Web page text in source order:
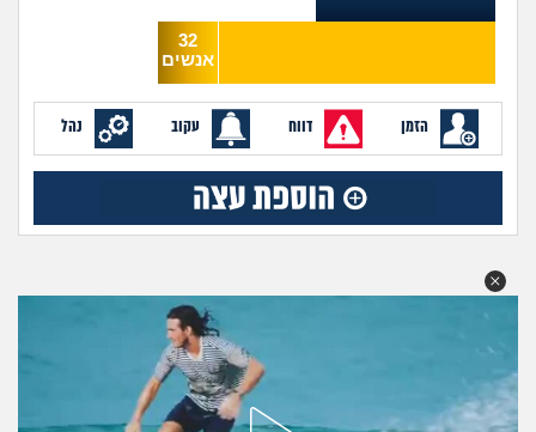
עבודה וקריירה
חברים ואנשים
בית, שכנים ושותפים
מה שעובר עליי
פיננסי וכלכלה
בין הסדינים
32
אנשים
הזמן דווח עקוב נהל